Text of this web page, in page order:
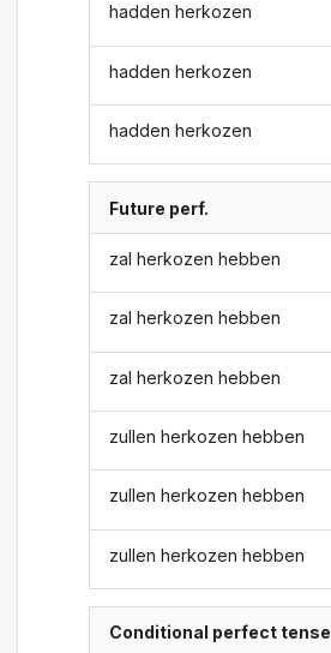
hadden herkozen
hadden herkozen
hadden herkozen
Future perf.
zal herkozen hebben
zal herkozen hebben
zal herkozen hebben
zullen herkozen hebben
zullen herkozen hebben
zullen herkozen hebben
Conditional perfect tense